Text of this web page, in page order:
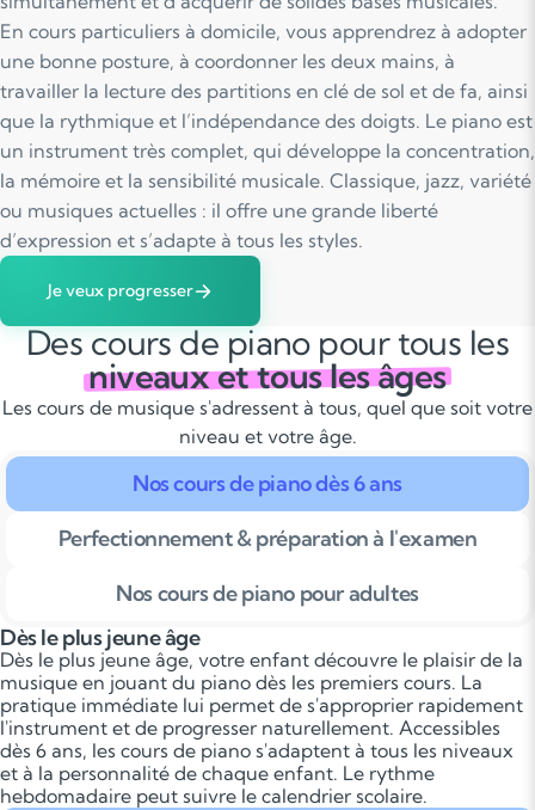
En cours particuliers à domicile, vous apprendrez à adopter
une bonne posture, à coordonner les deux mains, à
travailler la lecture des partitions en clé de sol et de fa, ainsi
que la rythmique et l’indépendance des doigts. Le piano est
un instrument très complet, qui développe la concentration,
la mémoire et la sensibilité musicale. Classique, jazz, variété
ou musiques actuelles : il offre une grande liberté
d’expression et s’adapte à tous les styles.
Je veux progresser
Des cours de piano pour tous les
niveaux et tous les âges
Les cours de musique s'adressent à tous, quel que soit votre
niveau et votre âge.
Nos cours de piano dès 6 ans
Perfectionnement & préparation à l'examen
Nos cours de piano pour adultes
Dès le plus jeune âge
Dès le plus jeune âge, votre enfant découvre le plaisir de la
musique en jouant du piano dès les premiers cours. La
pratique immédiate lui permet de s'approprier rapidement
l'instrument et de progresser naturellement. Accessibles
dès 6 ans, les cours de piano s'adaptent à tous les niveaux
et à la personnalité de chaque enfant. Le rythme
hebdomadaire peut suivre le calendrier scolaire.